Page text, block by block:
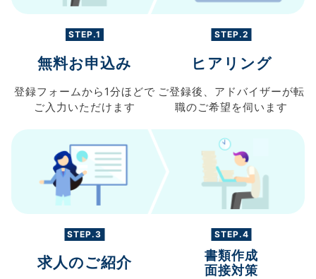
STEP.1
無料お申込み
登録フォームから 1分ほどで
ご入力 いただけます
STEP.2
ヒアリング
ご登録後、 アドバイザーが転
職のご希望を伺います
STEP.3
求人のご紹介
STEP.4
書類作成
面接対策